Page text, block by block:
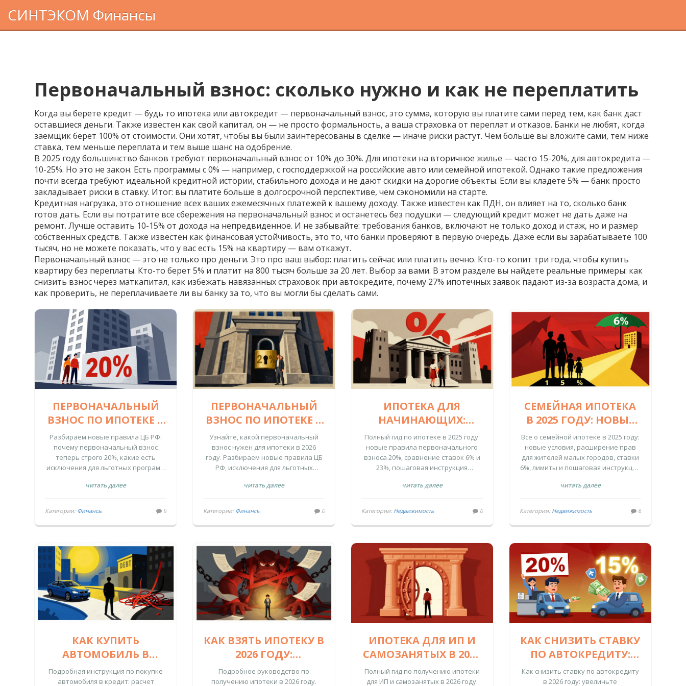
СИНТЭКОМ Финансы
Первоначальный взнос: сколько нужно и как не переплатить
Когда вы берете кредит — будь то ипотека или автокредит — первоначальный взнос,это сумма, которую вы платите сами перед тем, как банк даст
оставшиеся деньги. Также известен каксвой капитал, он — не просто формальность, а ваша страховка от переплат и отказов. Банки не любят, когда
заемщик берет 100% от стоимости. Они хотят, чтобы вы были заинтересованы в сделке — иначе риски растут. Чем больше вы вложите сами, тем ниже
ставка, тем меньше переплата и тем выше шанс на одобрение.
В 2025 году большинство банков требуют первоначальный взносот 10% до 30%. Для ипотеки на вторичное жилье — часто 15-20%, для автокредита —
10-25%. Но это не закон. Есть программы с 0% — например, с господдержкой на российские авто или семейной ипотекой. Однако такие предложения
почти всегда требуют идеальной кредитной истории, стабильного дохода и не дают скидки на дорогие объекты. Если вы кладете 5% — банк просто
закладывает риски в ставку. Итог: вы платите больше в долгосрочной перспективе, чем сэкономили на старте.
Кредитная нагрузка,это отношение всех ваших ежемесячных платежей к вашему доходу. Также известен как ПДН, он влияет на то, сколько банк
готов дать. Если вы потратите все сбережения на первоначальный взнос и останетесь без подушки — следующий кредит может не дать даже на
ремонт. Лучше оставить 10-15% от дохода на непредвиденное. И не забывайте: требования банков, включают не только доход и стаж, но и размер
собственных средств. Также известен какфинансовая устойчивость, это то, что банки проверяют в первую очередь. Даже если вы зарабатываете 100
тысяч, но не можете показать, что у вас есть 15% на квартиру — вам откажут.
Первоначальный взнос — это не только про деньги. Это про ваш выбор: платить сейчас или платить вечно. Кто-то копит три года, чтобы купить
квартиру без переплаты. Кто-то берет 5% и платит на 800 тысяч больше за 20 лет. Выбор за вами. В этом разделе вы найдете реальные примеры: как
снизить взнос через маткапитал, как избежать навязанных страховок при автокредите, почему 27% ипотечных заявок падают из-за возраста дома, и
как проверить, не переплачиваете ли вы банку за то, что вы могли бы сделать сами.
ПЕРВОНАЧАЛЬНЫЙ
ВЗНОС ПО ИПОТЕКЕ В
2026 ГОДУ: НОВЫЕ
ПРАВИЛА, РАЗМЕР И
СТРАТЕГИИ
НАКОПЛЕНИЯ
Разбираем новые правила ЦБ РФ:
почему первоначальный взнос
теперь строго 20%, какие есть
исключения для льготных программ
квартиру в 2026 году.
читать далее
Категории: Финансы 9
ПЕРВОНАЧАЛЬНЫЙ
ВЗНОС ПО ИПОТЕКЕ В
2026 ГОДУ: СКОЛЬКО
НУЖНО И КАК
НАКОПИТЬ
Узнайте, какой первоначальный
взнос нужен для ипотеки в 2026
году. Разбираем новые правила ЦБ
РФ, исключения для льготных
накопления 20% от стоимости
читать далее
Категории: Финансы 0
ИПОТЕКА ДЛЯ
НАЧИНАЮЩИХ:
ПОЛНЫЙ ГИД ПО
ПОКУПКЕ ЖИЛЬЯ В
КРЕДИТ В 2025 ГОДУ
Полный гид по ипотеке в 2025 году:
новые правила первоначального
взноса 20%, сравнение ставок 6% и
23%, пошаговая инструкция
начинающих заемщиков.
читать далее
Категории: Недвижимость 0
СЕМЕЙНАЯ ИПОТЕКА
В 2025 ГОДУ: НОВЫЕ
УСЛОВИЯ, СТАВКИ И
КТО МОЖЕТ
ПОЛУЧИТЬ
Все о семейной ипотеке в 2025 году:
новые условия, расширение прав
для жителей малых городов, ставки
6%, лимиты и пошаговая инструкция
читать далее
Категории: Недвижимость 6
КАК КУПИТЬ
АВТОМОБИЛЬ В
КРЕДИТ: ПОШАГОВАЯ
ИНСТРУКЦИЯ ОТ
Подробная инструкция по покупке
автомобиля в кредит: расчет
КАК ВЗЯТЬ ИПОТЕКУ В
2026 ГОДУ:
ПОШАГОВАЯ
ИНСТРУКЦИЯ ОТ
Подробное руководство по
получению ипотеки в 2026 году.
ИПОТЕКА ДЛЯ ИП И
САМОЗАНЯТЫХ В 2026
ГОДУ: КАК ПОЛУЧИТЬ
ОДОБРЕНИЕ И
Полный гид по получению ипотеки
для ИП и самозанятых в 2026 году.
КАК СНИЗИТЬ СТАВКУ
ПО АВТОКРЕДИТУ:
ПЕРВОНАЧАЛЬНЫЙ
ВЗНОС, СТРАХОВАНИЕ
Как снизить ставку по автокредиту
в 2026 году: увеличьте